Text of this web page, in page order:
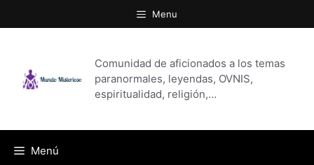
al
Menu
Comunidad de aficionados a los temas
paranormales, leyendas, OVNIS,
espiritualidad, religión,…
Menú